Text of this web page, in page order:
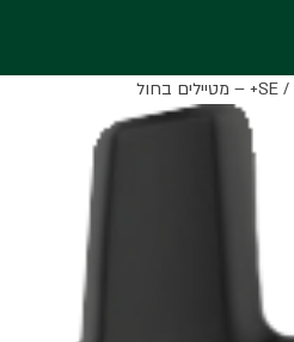
/ SE+ – מטיילים בחול